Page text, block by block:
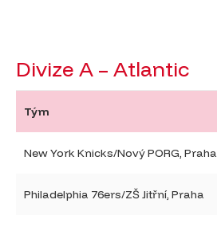
Divize A – Atlantic
Tým
New York Knicks/Nový PORG, Praha
Philadelphia 76ers/ZŠ Jitřní, Praha